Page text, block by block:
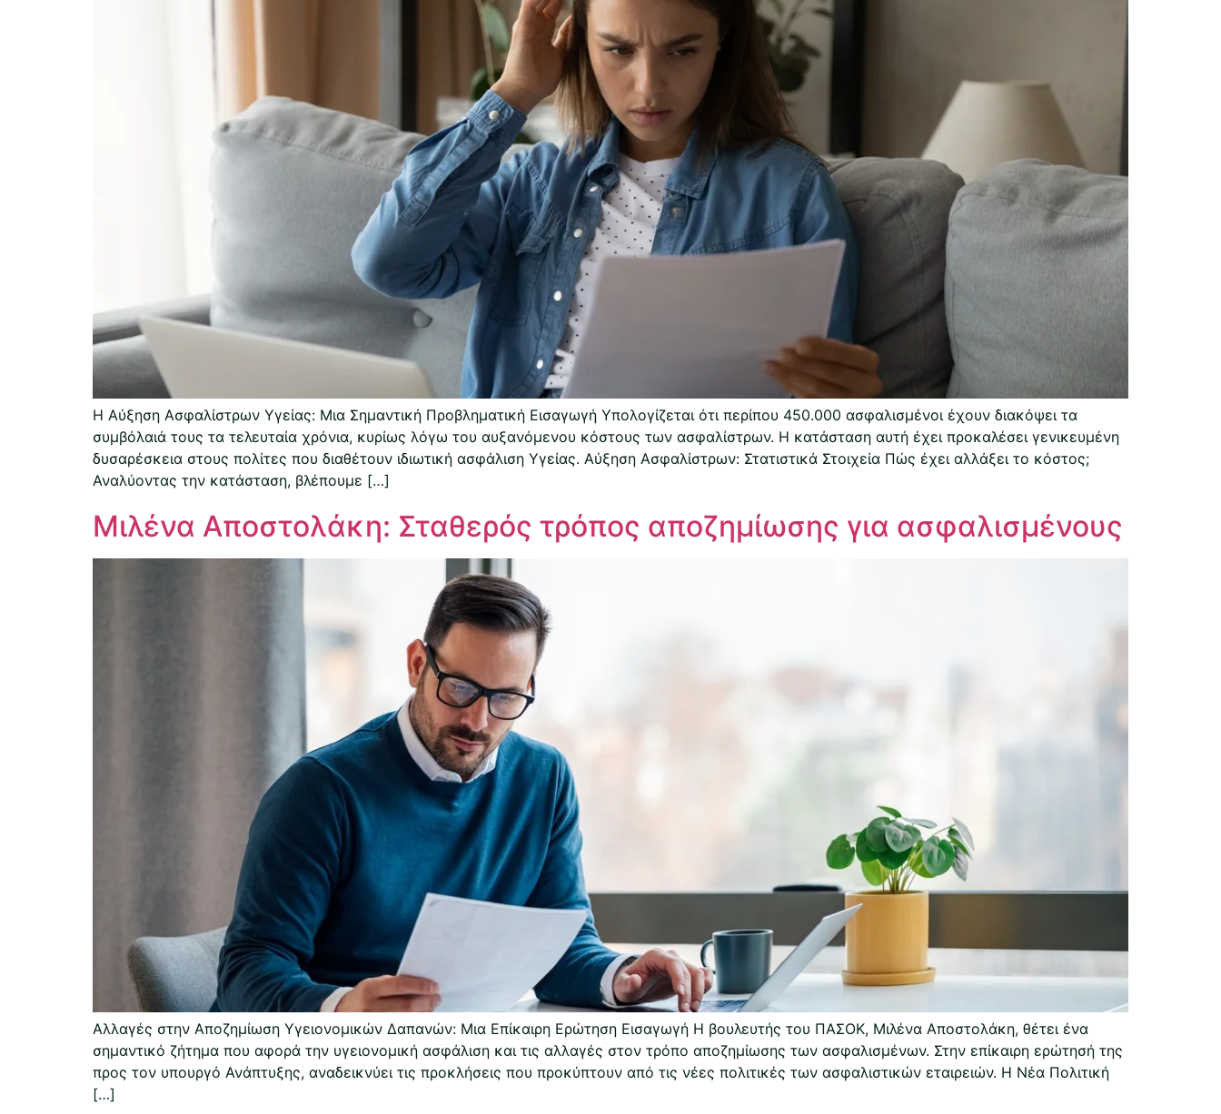
Η Αύξηση Ασφαλίστρων Υγείας: Μια Σημαντική Προβληματική Εισαγωγή Υπολογίζεται ότι περίπου 450.000 ασφαλισμένοι έχουν διακόψει τα
συμβόλαιά τους τα τελευταία χρόνια, κυρίως λόγω του αυξανόμενου κόστους των ασφαλίστρων. Η κατάσταση αυτή έχει προκαλέσει γενικευμένη
δυσαρέσκεια στους πολίτες που διαθέτουν ιδιωτική ασφάλιση Υγείας. Αύξηση Ασφαλίστρων: Στατιστικά Στοιχεία Πώς έχει αλλάξει το κόστος;
Αναλύοντας την κατάσταση, βλέπουμε […]
Μιλένα Αποστολάκη: Σταθερός τρόπος αποζημίωσης για ασφαλισμένους
Αλλαγές στην Αποζημίωση Υγειονομικών Δαπανών: Μια Επίκαιρη Ερώτηση Εισαγωγή Η βουλευτής του ΠΑΣΟΚ, Μιλένα Αποστολάκη, θέτει ένα
σημαντικό ζήτημα που αφορά την υγειονομική ασφάλιση και τις αλλαγές στον τρόπο αποζημίωσης των ασφαλισμένων. Στην επίκαιρη ερώτησή της
προς τον υπουργό Ανάπτυξης, αναδεικνύει τις προκλήσεις που προκύπτουν από τις νέες πολιτικές των ασφαλιστικών εταιρειών. Η Νέα Πολιτική
[…]